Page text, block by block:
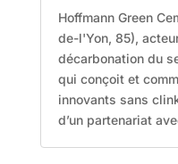
Hoffmann Green
de-l'Yon, 85),
décarbonation du
qui conçoit et
innovants sans
d’un partenariat